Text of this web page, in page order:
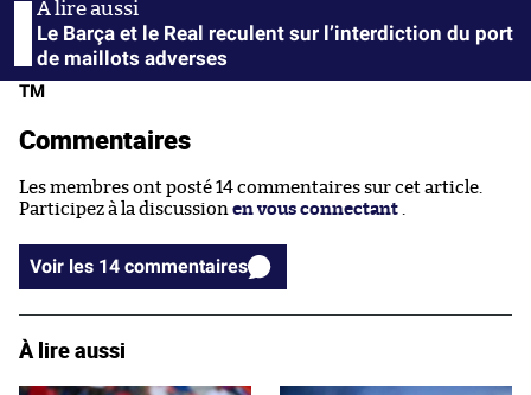
Le Barça et le Real reculent sur l’interdiction du port
de maillots adverses
TM
Commentaires
Les membres ont posté 14 commentaires sur cet article.
Participez à la discussion en vous connectant .
Voir les 14 commentaires
À lire aussi